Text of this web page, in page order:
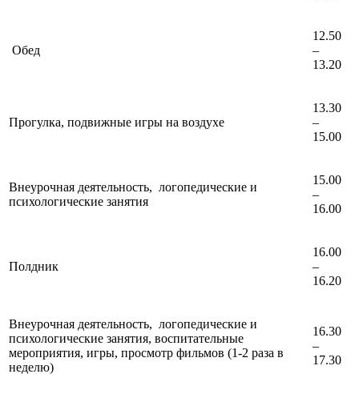
Обед
12.50
–
13.20
Прогулка, подвижные игры на воздухе
13.30
–
15.00
Внеурочная деятельность, логопедические и
психологические занятия
15.00
–
16.00
Полдник
16.00
–
16.20
Внеурочная деятельность, логопедические и
психологические занятия, воспитательные
мероприятия, игры, просмотр фильмов (1-2 раза в
неделю)
16.30
–
17.30